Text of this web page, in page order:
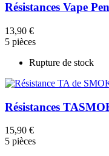
Résistances Vape
13,90 €
5 pièces
Rupture de stock
Résistances TA
15,90 €
5 pièces